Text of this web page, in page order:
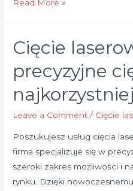
Cięcie
Pomorskie
precyzja
jakość
sercu
Gdańska
Read More »
Cięcie
precyzyjne
Leave a Comment / Cięcie
Poszukujesz usług cięcia
firma specjalizuje się w
szeroki zakres możliwości i
rynku. Dzięki